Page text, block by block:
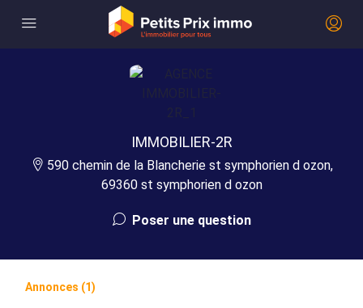
IMMOBILIER-2R
590 chemin de la Blancherie st symphorien d ozon,
69360 st symphorien d ozon
Poser une question
Annonces (1)